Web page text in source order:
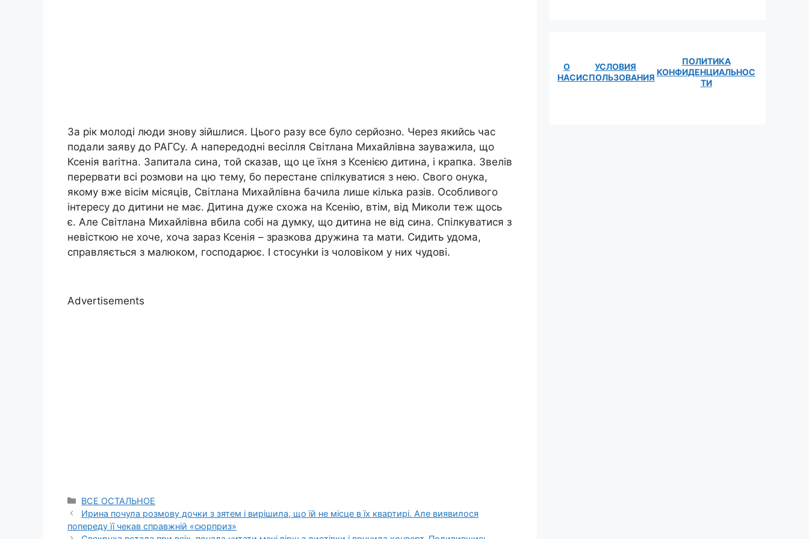
За рік молоді люди знову зійшлися. Цього разу все було серйозно. Через якийсь час
подали заяву до РАГСу. А напередодні весілля Світлана Михайлівна зауважила, що
Ксенія ваrітна. Запитала сина, той сказав, що це їхня з Ксенією дитина, і крапка. Звелів
перервати всі розмови на цю тему, бо перестане спілкуватися з нею. Свого онука,
якому вже вісім місяців, Світлана Михайлівна бачила лише кілька разів. Особливого
інтересу до дитини не має. Дитина дуже схожа на Ксенію, втім, від Миколи теж щось
є. Але Світлана Михайлівна вбила собі на думку, що дитина не від сина. Спілкуватися з
невісткою не хоче, хоча зараз Ксенія – зразкова дружина та мати. Сидить удома,
справляється з малюком, господарює. І стосунkи із чоловіком у них чудові.
Advertisements
Categories
ВСЕ ОСТАЛЬНОЕ
Ирина почула розмову дочки з зятем і вирішила, що їй не місце в їх квартирі. Але виявилося
попереду її чекав справжній «сюрприз»
О
НАС
УСЛОВИЯ
ИСПОЛЬЗОВАНИЯ
ПОЛИТИКА
КОНФИДЕНЦИАЛЬНОС
ТИ